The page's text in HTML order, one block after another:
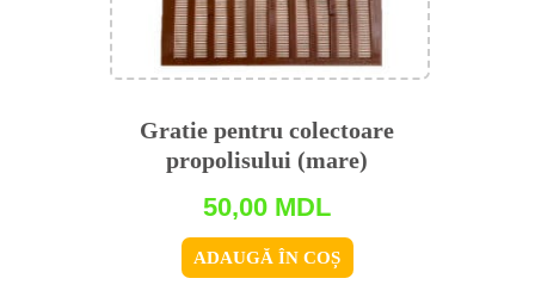
Gratie pentru colectoare
propolisului (mare)
50,00 MDL
ADAUGĂ ÎN COȘ